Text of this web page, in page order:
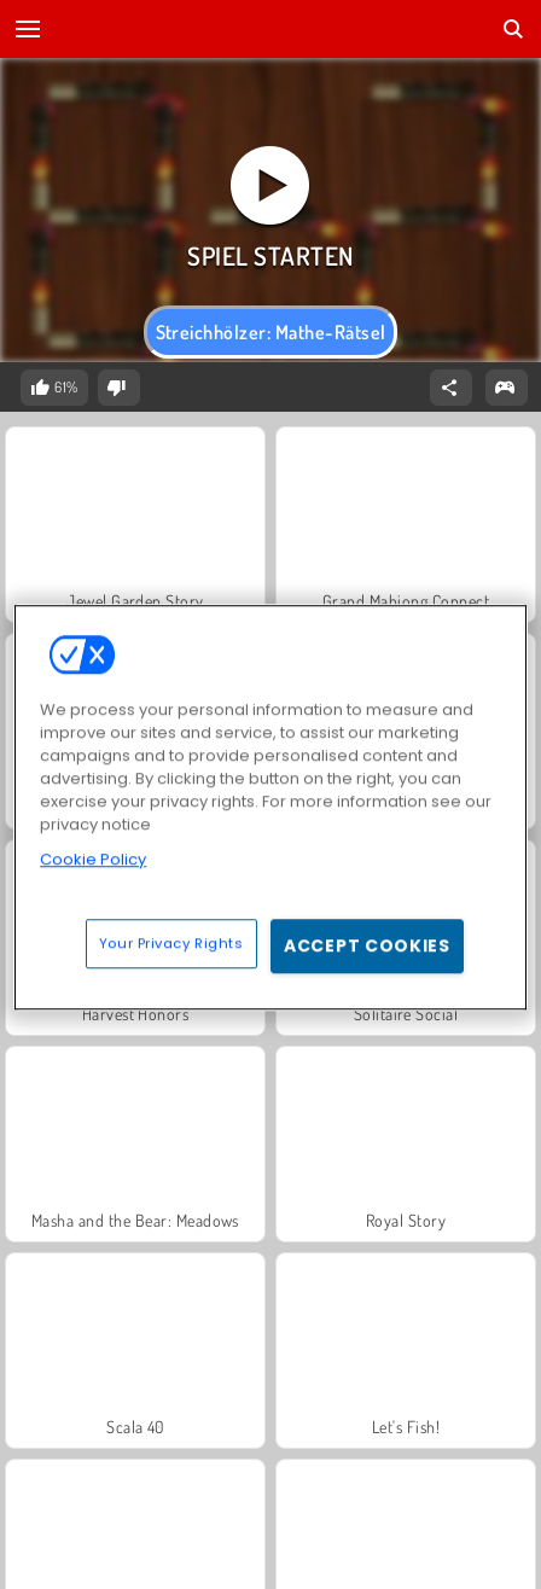
Streichhölzer: Mathe-Rätsel
61%
Jewel Garden Story Grand Mahjong Connect
Juice Merge Trollface Quest: USA 2
Harvest Honors Solitaire Social
Masha and the Bear: Meadows Royal Story
Scala 40 Let's Fish!
We process your personal information to measure and
improve our sites and service, to assist our marketing
campaigns and to provide personalised content and
advertising. By clicking the button on the right, you can
exercise your privacy rights. For more information see our
privacy notice
Cookie Policy
Your Privacy Rights ACCEPT COOKIES